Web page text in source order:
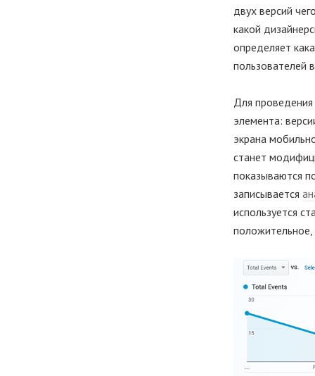
двух версий
какой
определяет
пользователей
Для
элемента:
экрана
станет
показываются
записывается
используется